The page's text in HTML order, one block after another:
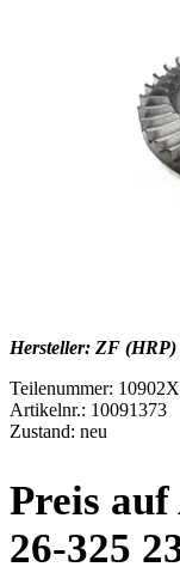
Hersteller: ZF (HRP)
Teilenummer:
Artikelnr.: 10091373
Zustand: neu
Preis
26-325